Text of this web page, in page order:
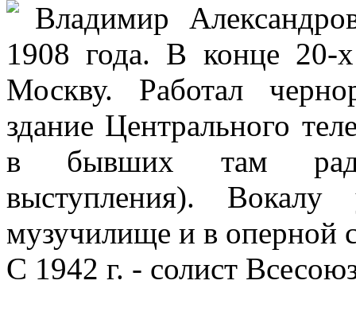
Владимир
1908 года. В конце 20-
Москву. Работал
здание Центрального
в бывших там
выступления). Вокалу
музучилище и в оперной
С 1942 г. - солист